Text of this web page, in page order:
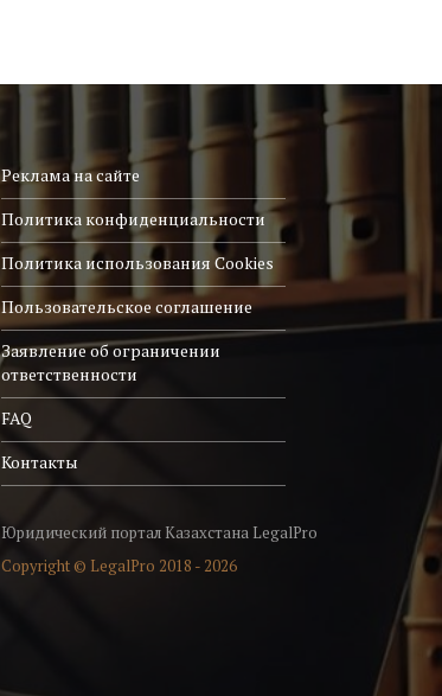
Реклама на сайте
Политика конфиденциальности
Политика использования Cookies
Пользовательское соглашение
Заявление об ограничении
ответственности
FAQ
Контакты
Юридический портал Казахстана LegalPro
Copyright © LegalPro 2018 - 2026